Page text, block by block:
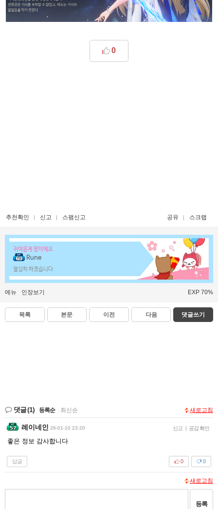
0
추천확인 신고 스팸신고 공유 스크랩
귀여운게 짱이에요
Rune
열심히 하겠습니다.
메뉴 인장보기 EXP 70%
목록 본문 이전 다음 댓글쓰기
댓글(1) 등록순 최신순 새로고침
레이네인 26-01-10 23:20 신고 | 공감 확인
좋은 정보 감사합니다
답글 0
0
새로고침
등록